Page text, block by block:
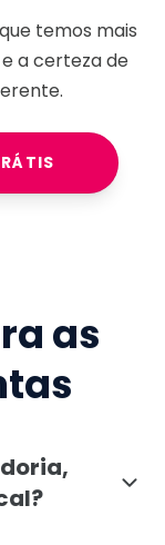
temos mais
a certeza de
as